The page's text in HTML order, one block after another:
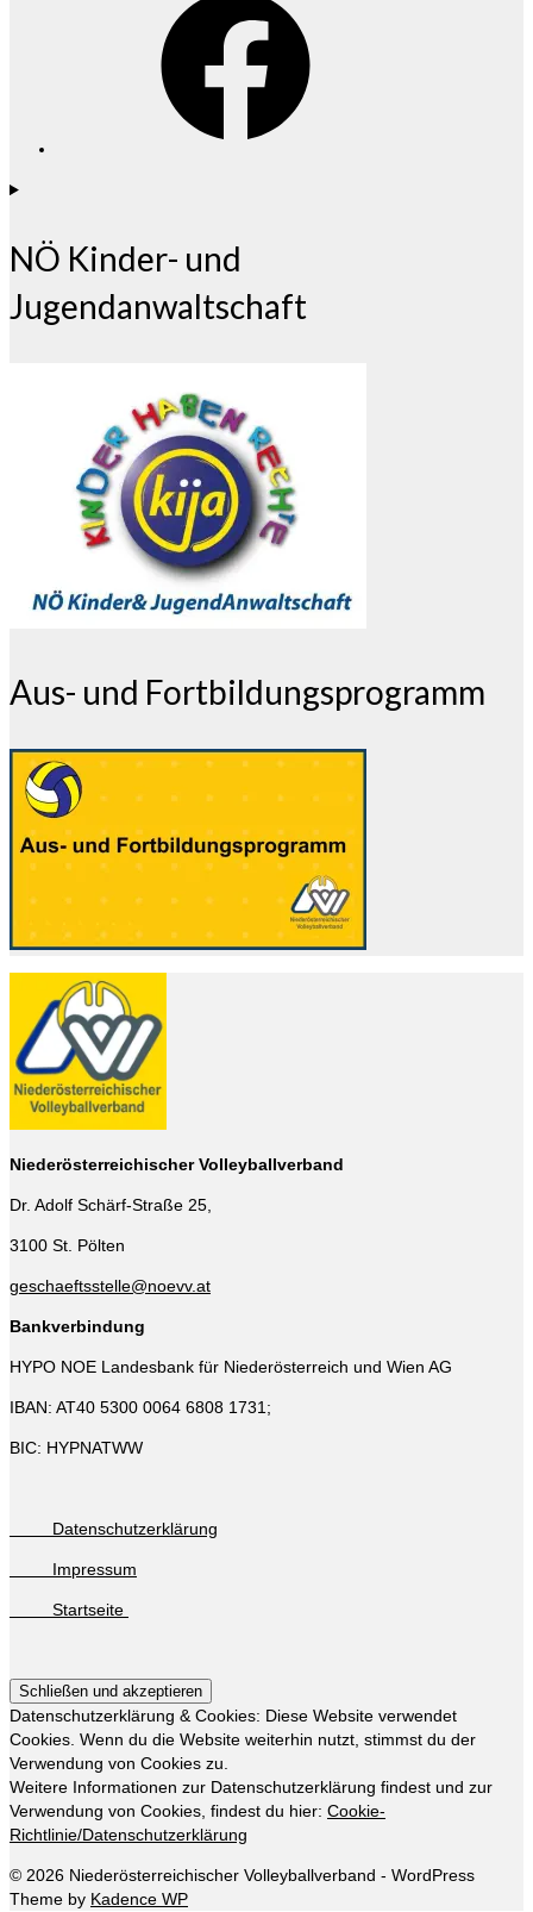
NÖ Kinder- und
Jugendanwaltschaft
Aus- und Fortbildungsprogramm
Niederösterreichischer Volleyballverband
Dr. Adolf Schärf-Straße 25,
3100 St. Pölten
geschaeftsstelle@noevv.at
Bankverbindung
HYPO NOE Landesbank für Niederösterreich und Wien AG
IBAN: AT40 5300 0064 6808 1731;
BIC: HYPNATWW
Datenschutzerklärung
Impressum
Startseite
Datenschutzerklärung & Cookies: Diese Website verwendet
Cookies. Wenn du die Website weiterhin nutzt, stimmst du der
Verwendung von Cookies zu.
Weitere Informationen zur Datenschutzerklärung findest und zur
Verwendung von Cookies, findest du hier: Cookie-
Richtlinie/Datenschutzerklärung
© 2026 Niederösterreichischer Volleyballverband - WordPress
Theme by Kadence WP